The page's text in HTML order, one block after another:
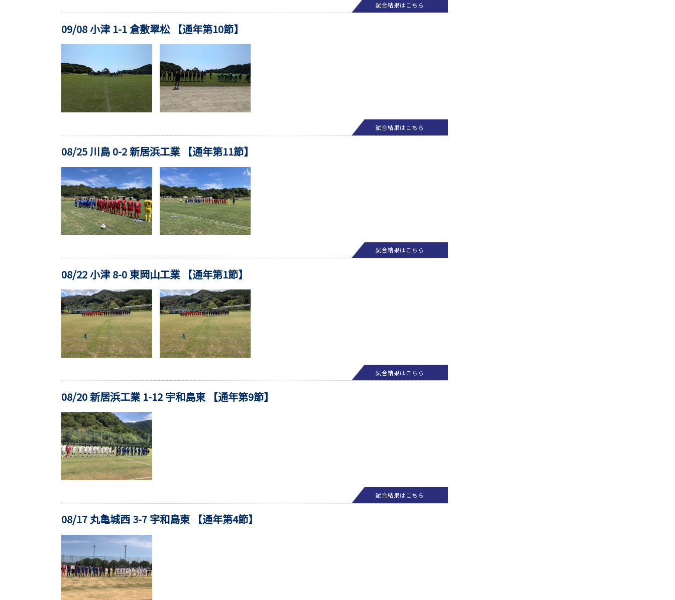
試合結果はこちら
09/08 小津 1-1 倉敷翠松 【通年第10節】
試合結果はこちら
08/25 川島 0-2 新居浜工業 【通年第11節】
試合結果はこちら
08/22 小津 8-0 東岡山工業 【通年第1節】
試合結果はこちら
08/20 新居浜工業 1-12 宇和島東 【通年第9節】
試合結果はこちら
08/17 丸亀城西 3-7 宇和島東 【通年第4節】